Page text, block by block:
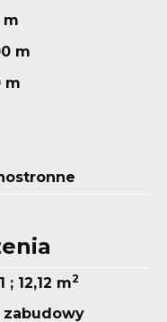
m
m
m
; 12,12 m2
zabudowy